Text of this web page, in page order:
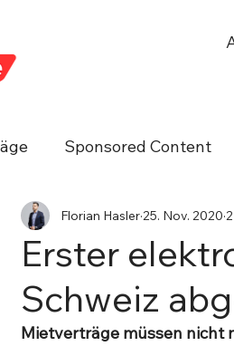
Sponsored Content
Networking
Erster
Schweiz
Florian Hasler 25. Nov. 2020
Mietverträge müssen nicht